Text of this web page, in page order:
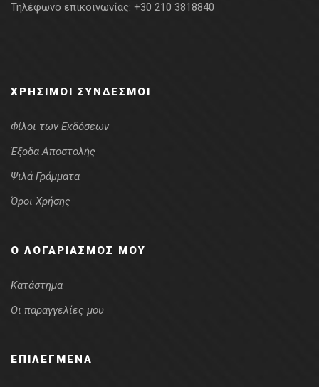
Τηλέφωνο επικοινωνίας: +30 210 3818840
ΧΡΉΣΙΜΟΙ ΣΎΝΔΕΣΜΟΙ
Φίλοι των Εκδόσεων
Έξοδα Αποστολής
Ψιλά Γράμματα
Όροι Χρήσης
Ο ΛΟΓΑΡΙΑΣΜΌΣ ΜΟΥ
Κατάστημα
Οι παραγγελίες μου
ΕΠΙΛΕΓΜΈΝΑ